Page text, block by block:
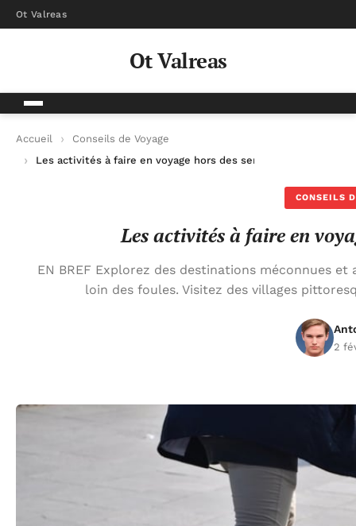
Ot Valreas
Ot Valreas
Accueil
Conseils de Voyage
Les activités à faire en voyage hors des sentiers battus
CONSEILS
Les activités à faire en
EN BREF Explorez des destinations méconnues
loin des foules. Visitez des villages
2